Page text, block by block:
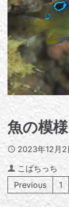
魚の模
Published
2023年12月2
Author
こばちっち
Previous
1